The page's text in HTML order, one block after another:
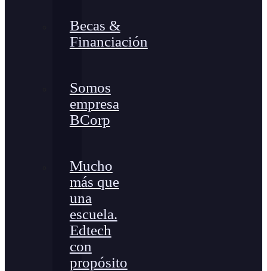
Becas &
Financiación
Somos
empresa
BCorp
Mucho
más que
una
escuela.
Edtech
con
propósito